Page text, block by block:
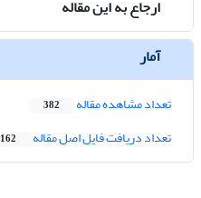
ارجاع به این مقاله
آمار
تعداد مشاهده مقاله 382
تعداد دریافت فایل اصل مقاله 162